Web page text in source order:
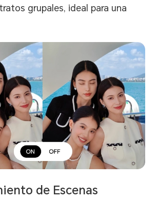
grupales, ideal para una
de Escenas